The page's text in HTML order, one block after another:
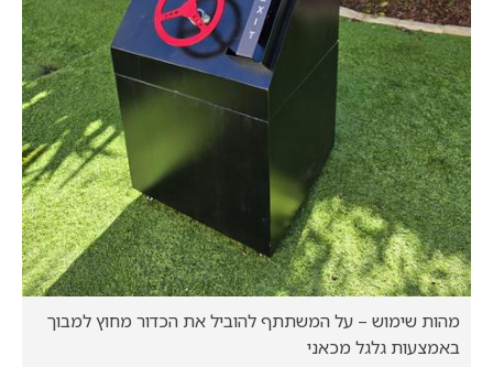
מהות שימוש – על המשתתף להוביל את הכדור מחוץ למבוך
באמצעות גלגל מכאני